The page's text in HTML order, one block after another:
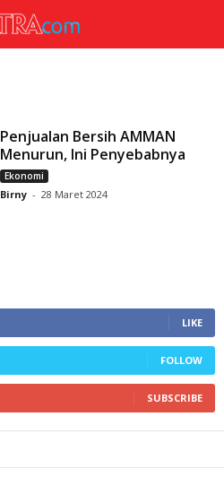
Penjualan Bersih AMMAN
Menurun, Ini Penyebabnya
Ekonomi
Birny - 28 Maret 2024
LIKE
FOLLOW
SUBSCRIBE